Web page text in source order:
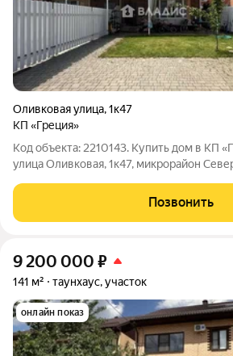
Оливковая улица,1к47
КП «Греция»
Код объекта: 2210143. Купить дом в КП
улица Оливковая, 1к47, микрорайон
документов, работаем с полным
сопровождением сделки. О доме: - Общая
Позвонить
9 200 000 ₽
141 м² таунхаус, участок
онлайн показ